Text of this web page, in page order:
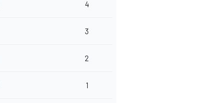
4
3
2
1